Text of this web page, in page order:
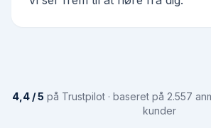
4,4 / 5 på Trustpilot · baseret på 2.557
kunder